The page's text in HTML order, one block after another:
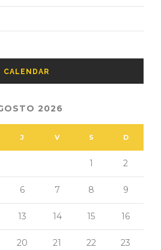
CALENDAR
2026
J V S D
1 2
6 7 8 9
13 14 15 16
20 21 22 23